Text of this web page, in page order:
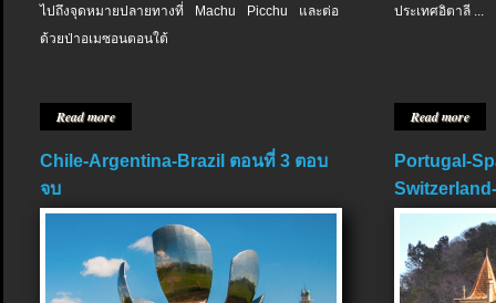
ไปถึงจุดหมายปลายทางที่ Machu Picchu และต่อ
ด้วยป่าอเมซอนตอนใต้
Read more
ประเทศอิตาลี ...
Read more
Chile-Argentina-Brazil ตอนที่ 3 ตอบ
จบ
Portugal-